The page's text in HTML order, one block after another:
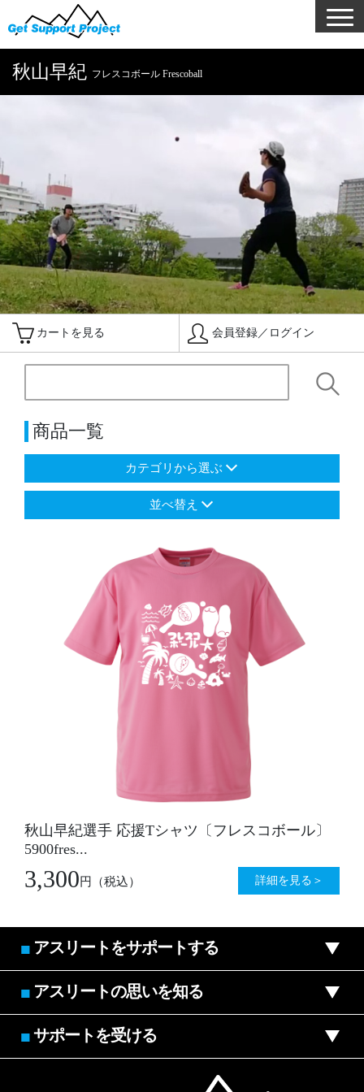
秋山早紀 フレスコボール Frescoball
カートを見る 会員登録／ログイン
商品一覧
カテゴリから選ぶ
並べ替え
秋山早紀選手 応援Tシャツ〔フレスコボール〕
5900fres...
3,300円 （税込） 詳細を見る＞
■ アスリートをサポートする
■ アスリートの思いを知る
■サポートを受ける